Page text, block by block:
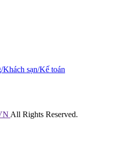
sạn/Kế toán
All Rights Reserved.